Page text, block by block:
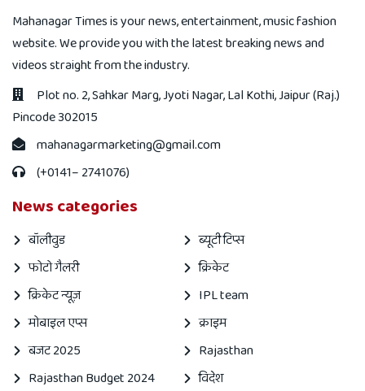
Mahanagar Times is your news, entertainment, music fashion
website. We provide you with the latest breaking news and
videos straight from the industry.
Plot no. 2, Sahkar Marg, Jyoti Nagar, Lal Kothi, Jaipur (Raj.)
Pincode 302015
mahanagarmarketing@gmail.com
(+0141– 2741076)
News categories
बॉलीवुड
ब्यूटी टिप्स
फोटो गैलरी
क्रिकेट
क्रिकेट न्यूज़
IPL team
मोबाइल एप्स
क्राइम
बजट 2025
Rajasthan
Rajasthan Budget 2024
विदेश